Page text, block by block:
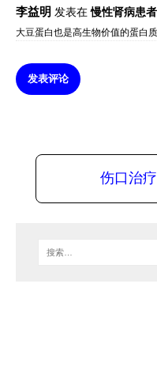
李益明 发表在慢性肾病患
大豆蛋白也是高生物价值的蛋白
发表评论
伤口治